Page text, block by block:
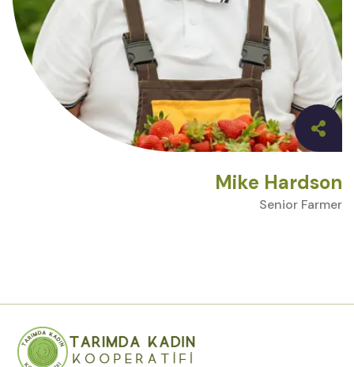
Mike Hardson
Senior Farmer